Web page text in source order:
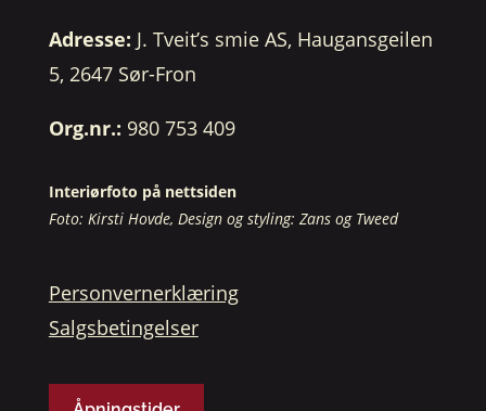
Adresse: J. Tveit’s smie AS, Haugansgeilen
5, 2647 Sør-Fron
Org.nr.: 980 753 409
Interiørfoto på nettsiden
Foto: Kirsti Hovde, Design og styling: Zans og Tweed
Personvernerklæring
Salgsbetingelser